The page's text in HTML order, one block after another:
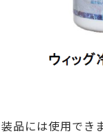
品には使用でき